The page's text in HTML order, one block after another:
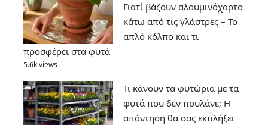
Γιατί βάζουν αλουμινόχαρτο
κάτω από τις γλάστρες – Το
απλό κόλπο και τι
προσφέρει στα φυτά
5.6k views
Τι κάνουν τα φυτώρια με τα
φυτά που δεν πουλάνε; Η
απάντηση θα σας εκπλήξει